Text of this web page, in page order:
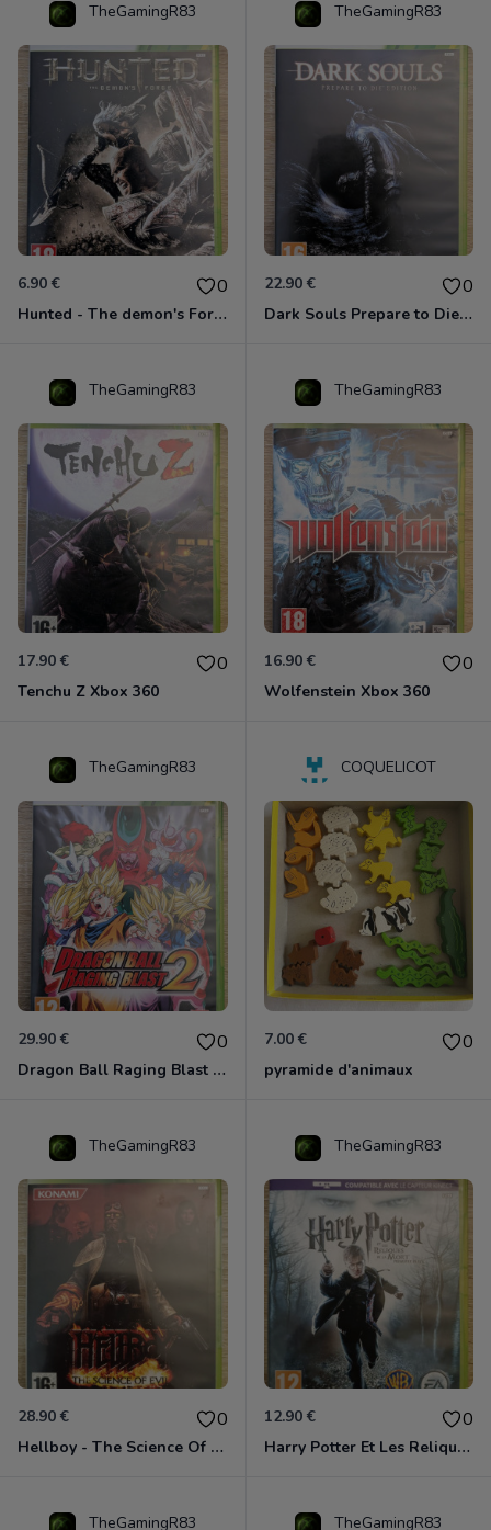
TheGamingR83
6.90 € 0
Hunted - The demon's Forge Xbox 360 (Complet CIB)
TheGamingR83
22.90 € 0
Dark Souls Prepare to Die Edition XBOX 360
TheGamingR83
17.90 € 0
Tenchu Z Xbox 360
TheGamingR83
16.90 € 0
Wolfenstein Xbox 360
TheGamingR83
29.90 € 0
Dragon Ball Raging Blast 2 Xbox 360
COQUELICOT
7.00 € 0
pyramide d'animaux
TheGamingR83
28.90 € 0
Hellboy - The Science Of Evil Xbox 360
TheGamingR83
12.90 € 0
Harry Potter Et Les Reliques De La Mort - 1ère Partie Xbox 360
TheGamingR83 TheGamingR83